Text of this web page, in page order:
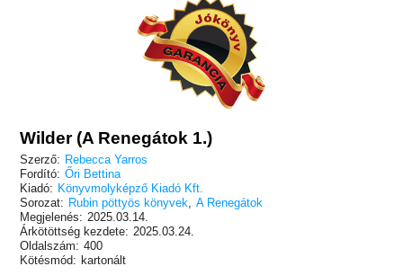
Wilder (A Renegátok 1.)
Szerző: Rebecca Yarros
Fordító: Őri Bettina
Kiadó: Könyvmolyképző Kiadó Kft.
Sorozat: Rubin pöttyös könyvek
A Renegátok
Megjelenés: 2025.03.14.
Árkötöttség kezdete: 2025.03.24.
Oldalszám: 400
Kötésmód: kartonált